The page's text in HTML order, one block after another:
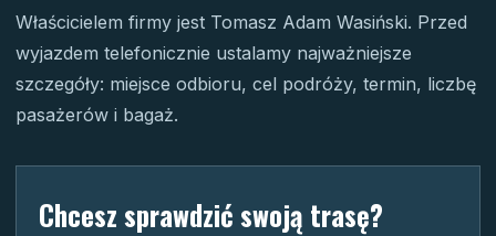
Właścicielem firmy jest Tomasz Adam Wasiński. Przed
wyjazdem telefonicznie ustalamy najważniejsze
szczegóły: miejsce odbioru, cel podróży, termin, liczbę
pasażerów i bagaż.
Chcesz sprawdzić swoją trasę?